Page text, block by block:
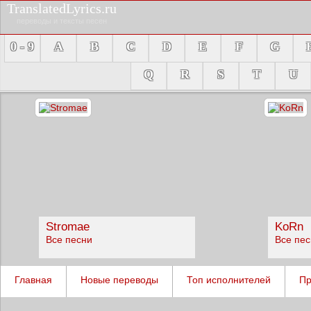
TranslatedLyrics.ru
0 - 9 A B C D E F G
Q
R S T U
Stromae
Все песни
KoRn
Все
Главная Новые переводы Топ исполнителей